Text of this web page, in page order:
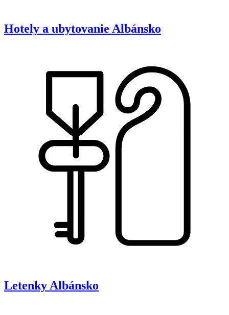
Hotely a ubytovanie Albánsko
Letenky Albánsko